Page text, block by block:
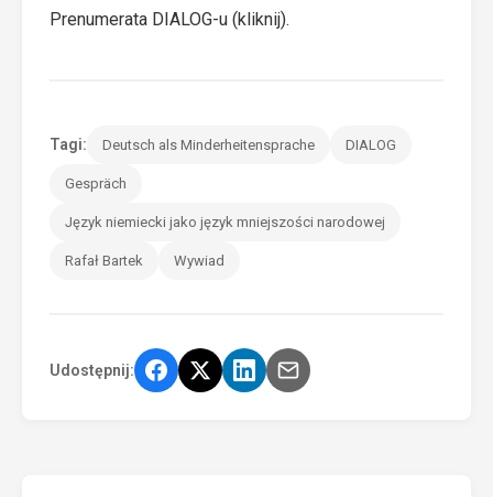
Prenumerata DIALOG-u (kliknij).
Tagi: Deutsch als Minderheitensprache DIALOG
Gespräch
Język niemiecki jako język mniejszości narodowej
Rafał Bartek Wywiad
Udostępnij: